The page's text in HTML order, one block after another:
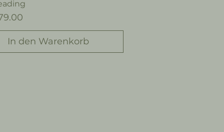
In den Warenkorb